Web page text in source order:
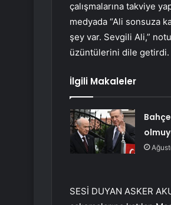
çalışmalarına takviye
medyada “Ali sonsuza
şey var. Sevgili Ali,”
üzüntülerini dile getirdi.
İlgili Makaleler
SESİ DUYAN ASKER